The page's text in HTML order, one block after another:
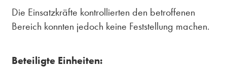
Die Einsatzkräfte kontrollierten den betroffenen
Bereich konnten jedoch keine Feststellung machen.
Beteiligte Einheiten: